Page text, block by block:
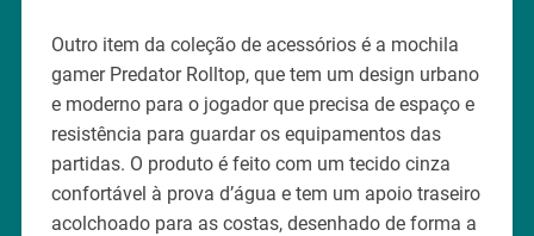
Outro item da coleção de acessórios é a mochila
gamer Predator Rolltop, que tem um design urbano
e moderno para o jogador que precisa de espaço e
resistência para guardar os equipamentos das
partidas. O produto é feito com um tecido cinza
confortável à prova d’água e tem um apoio traseiro
acolchoado para as costas, desenhado de forma a